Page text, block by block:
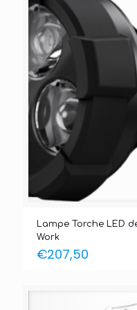
Lampe Torche LED
Work
€207,50